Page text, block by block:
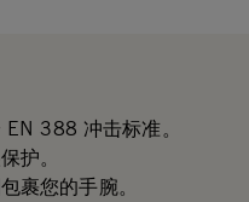
388 冲击标准。
护。
裹您的手腕。